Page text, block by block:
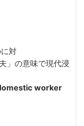
対
」の意味で現代浸
worker